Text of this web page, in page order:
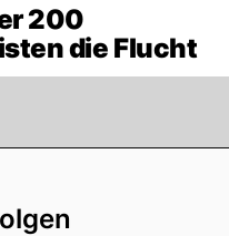
200
die Flucht